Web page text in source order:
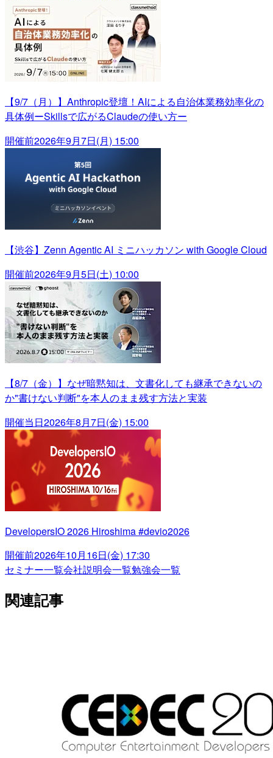
【9/7（月）】Anthropic登壇！AIによる自治体業務効率化の
具体例ーSkillsで広がるClaudeの使い方ー
開催前2026年9月7日(月) 15:00
【渋谷】Zenn Agentic AI ミニハッカソン with Google Cloud
開催前2026年9月5日(土) 10:00
【8/7（金）】なぜ暗黙知は、文書化しても継承できないの
か"書けない判断"を本人のまま残す方法と実装
開催当日2026年8月7日(金) 15:00
DevelopersIO 2026 Hiroshima #devio2026
開催前2026年10月16日(金) 17:30
セミナー一覧会社説明会一覧勉強会一覧
関連記事